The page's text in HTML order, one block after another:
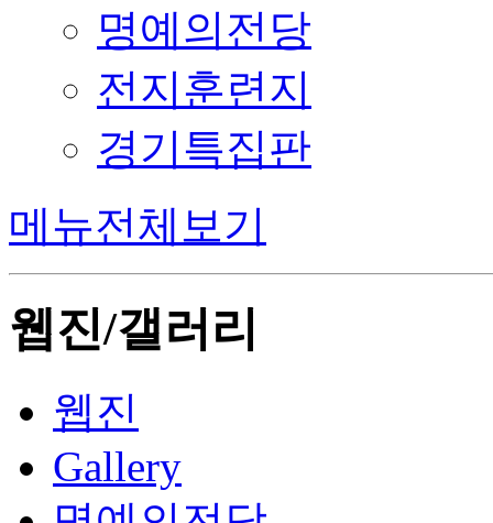
명예의전당
전지훈련지
경기특집판
메뉴전체보기
웹진/갤러리
웹진
Gallery